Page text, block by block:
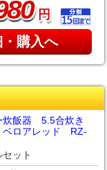
円
購入へ
炊飯器 5.5合炊き
ロアレッド RZ-
ット